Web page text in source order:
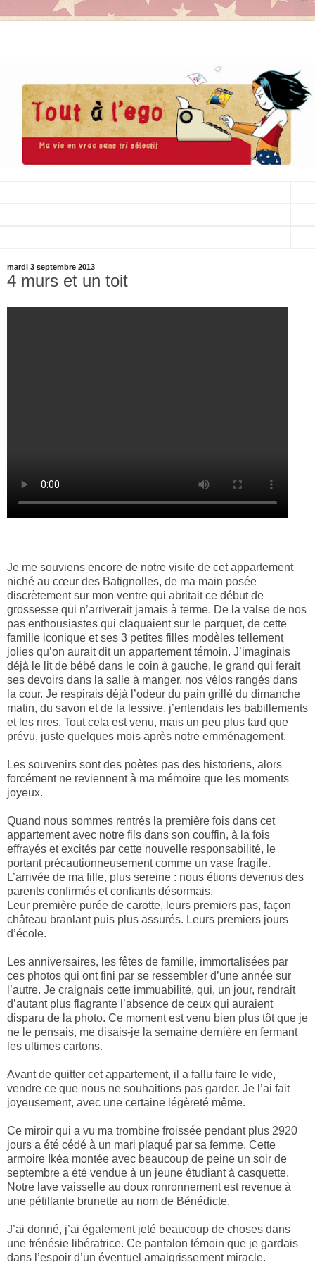
mardi 3 septembre 2013
4 murs et un toit
Je me souviens encore de notre visite de cet appartement
niché au cœur des Batignolles, de ma main posée
discrètement sur mon ventre qui abritait ce début de
grossesse qui n’arriverait jamais à terme. De la valse de nos
pas enthousiastes qui claquaient sur le parquet, de cette
famille iconique et ses 3 petites filles modèles tellement
jolies qu’on aurait dit un appartement témoin. J’imaginais
déjà le lit de bébé dans le coin à gauche, le grand qui ferait
ses devoirs dans la salle à manger, nos vélos rangés dans
la cour. Je respirais déjà l’odeur du pain grillé du dimanche
matin, du savon et de la lessive, j’entendais les babillements
et les rires. Tout cela est venu, mais un peu plus tard que
prévu, juste quelques mois après notre emménagement.
Les souvenirs sont des poètes pas des historiens, alors
forcément ne reviennent à ma mémoire que les moments
joyeux.
Quand nous sommes rentrés la première fois dans cet
appartement avec notre fils dans son couffin, à la fois
effrayés et excités par cette nouvelle responsabilité, le
portant précautionneusement comme un vase fragile.
L’arrivée de ma fille, plus sereine : nous étions devenus des
parents confirmés et confiants désormais.
Leur première purée de carotte, leurs premiers pas, façon
château branlant puis plus assurés. Leurs premiers jours
d’école.
Les anniversaires, les fêtes de famille, immortalisées par
ces photos qui ont fini par se ressembler d’une année sur
l’autre. Je craignais cette immuabilité, qui, un jour, rendrait
d’autant plus flagrante l’absence de ceux qui auraient
disparu de la photo. Ce moment est venu bien plus tôt que je
ne le pensais, me disais-je la semaine dernière en fermant
les ultimes cartons.
Avant de quitter cet appartement, il a fallu faire le vide,
vendre ce que nous ne souhaitions pas garder. Je l’ai fait
joyeusement, avec une certaine légèreté même.
Ce miroir qui a vu ma trombine froissée pendant plus 2920
jours a été cédé à un mari plaqué par sa femme. Cette
armoire Ikéa montée avec beaucoup de peine un soir de
septembre a été vendue à un jeune étudiant à casquette.
Notre lave vaisselle au doux ronronnement est revenue à
une pétillante brunette au nom de Bénédicte.
J’ai donné, j’ai également jeté beaucoup de choses dans
une frénésie libératrice. Ce pantalon témoin que je gardais
dans l’espoir d’un éventuel amaigrissement miracle.